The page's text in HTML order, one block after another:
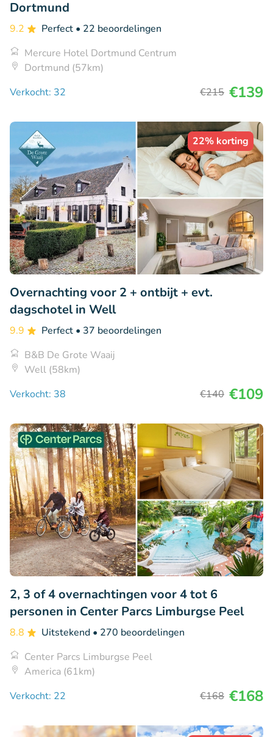
Dortmund
9.2 Perfect • 22 beoordelingen
Mercure Hotel Dortmund Centrum
Dortmund (57km)
Verkocht: 32
€215 €139
22% korting
Overnachting voor 2 + ontbijt + evt.
dagschotel in Well
9.9 Perfect • 37 beoordelingen
B&B De Grote Waaij
Well (58km)
Verkocht: 38
€140 €109
2, 3 of 4 overnachtingen voor 4 tot 6
personen in Center Parcs Limburgse Peel
8.8 Uitstekend • 270 beoordelingen
Center Parcs Limburgse Peel
America (61km)
Verkocht: 22
€168 €168